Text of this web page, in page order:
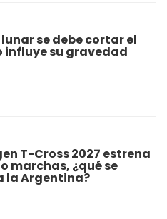
lunar se debe cortar el
influye su gravedad
T-Cross 2027 estrena
marchas, ¿qué se
la Argentina?